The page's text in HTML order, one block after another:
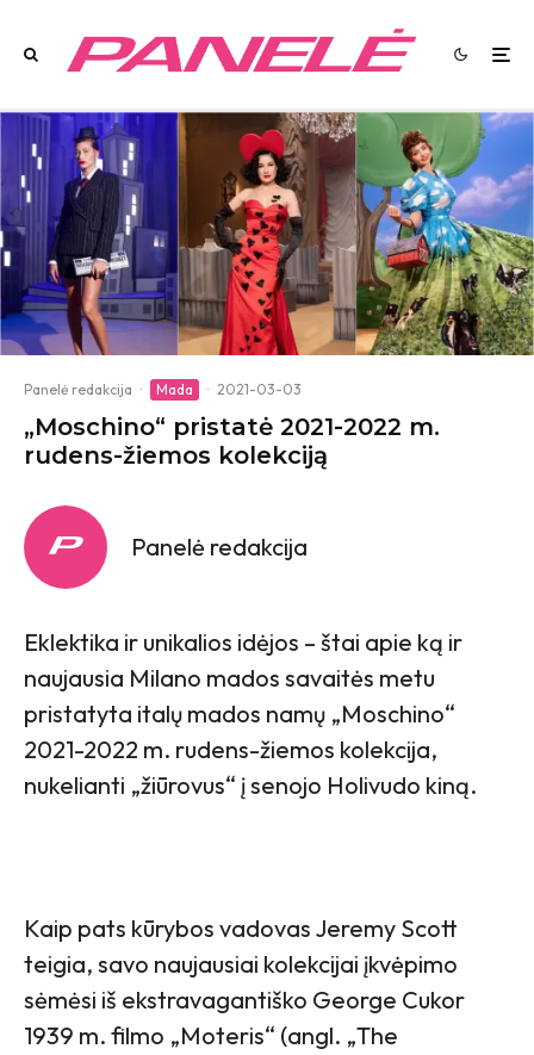
Panelė redakcija · Mada · 2021-03-03
„Moschino“ pristatė 2021-2022 m.
rudens-žiemos kolekciją
Panelė redakcija
Eklektika ir unikalios idėjos – štai apie ką ir
naujausia Milano mados savaitės metu
pristatyta italų mados namų „Moschino“
2021-2022 m. rudens-žiemos kolekcija,
nukelianti „žiūrovus“ į senojo Holivudo kiną.
Kaip pats kūrybos vadovas Jeremy Scott
teigia, savo naujausiai kolekcijai įkvėpimo
sėmėsi iš ekstravagantiško George Cukor
1939 m. filmo „Moteris“ (angl. „The